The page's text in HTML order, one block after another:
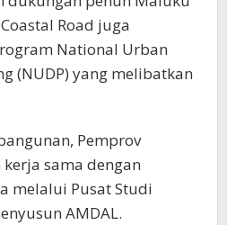
Road juga
National Urban
(NUDP) yang melibatkan
Pemprov
sama dengan
melalui Pusat Studi
AMDAL.